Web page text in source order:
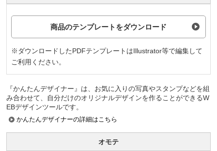
商品のテンプレートをダウンロード
※ダウンロードしたPDFテンプレートはIllustrator等で編集して
ご利用ください。
『かんたんデザイナー』は、お気に入りの写真やスタンプなどを組
み合わせて、自分だけのオリジナルデザインを作ることができるW
EBデザインツールです。
かんたんデザイナーの詳細はこちら
オモテ